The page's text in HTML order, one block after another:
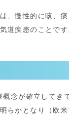
、慢性的に咳、
道疾患のことです
念が確立してき
らかとなり（欧